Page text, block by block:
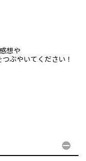
想や
ぶやいてください！